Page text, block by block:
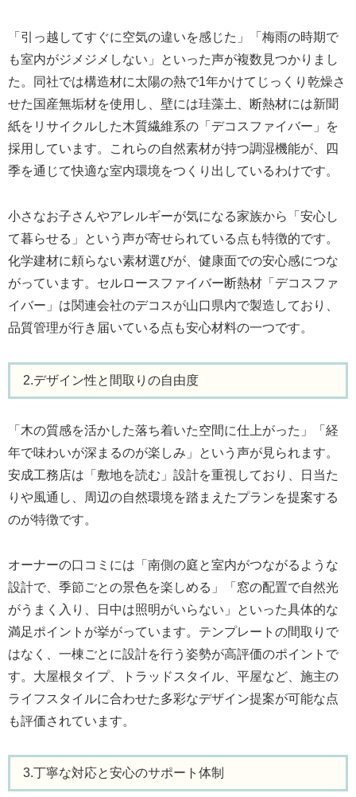
「引っ越してすぐに空気の違いを感じた」「梅雨の時期で
も室内がジメジメしない」といった声が複数見つかりまし
た。同社では構造材に太陽の熱で1年かけてじっくり乾燥さ
せた国産無垢材を使用し、壁には珪藻土、断熱材には新聞
紙をリサイクルした木質繊維系の「デコスファイバー」を
採用しています。これらの自然素材が持つ調湿機能が、四
季を通じて快適な室内環境をつくり出しているわけです。
小さなお子さんやアレルギーが気になる家族から「安心し
て暮らせる」という声が寄せられている点も特徴的です。
化学建材に頼らない素材選びが、健康面での安心感につな
がっています。セルロースファイバー断熱材「デコスファ
イバー」は関連会社のデコスが山口県内で製造しており、
品質管理が行き届いている点も安心材料の一つです。
2.デザイン性と間取りの自由度
「木の質感を活かした落ち着いた空間に仕上がった」「経
年で味わいが深まるのが楽しみ」という声が見られます。
安成工務店は「敷地を読む」設計を重視しており、日当た
りや風通し、周辺の自然環境を踏まえたプランを提案する
のが特徴です。
オーナーの口コミには「南側の庭と室内がつながるような
設計で、季節ごとの景色を楽しめる」「窓の配置で自然光
がうまく入り、日中は照明がいらない」といった具体的な
満足ポイントが挙がっています。テンプレートの間取りで
はなく、一棟ごとに設計を行う姿勢が高評価のポイントで
す。大屋根タイプ、トラッドスタイル、平屋など、施主の
ライフスタイルに合わせた多彩なデザイン提案が可能な点
も評価されています。
3.丁寧な対応と安心のサポート体制